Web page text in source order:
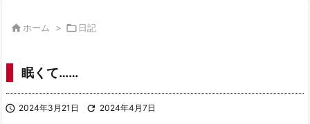
 ホーム >  日記
眠くて……
 2024年3月21日  2024年4月7日